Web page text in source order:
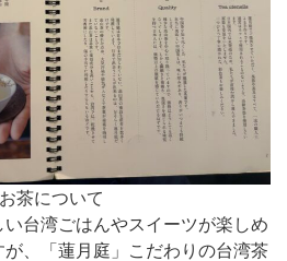
お茶について
い台湾ごはんやスイーツが楽しめ
、「蓮月庭」こだわりの台湾茶